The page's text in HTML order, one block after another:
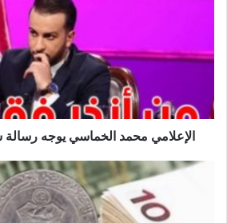
رسالة
شديدة
لهؤلاء
الإعلامي محمد الخماسي يوجه رسالة
سعر